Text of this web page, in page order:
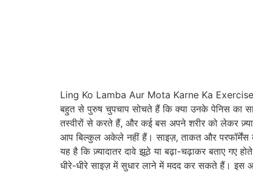
Ling Ko Lamba Aur Mota Karne Ka Exercise
बहुत से पुरुष चुपचाप सोचते हैं कि क्या उनके पेनिस का
तस्वीरों से करते हैं, और कई बस अपने शरीर को लेकर
आप बिल्कुल अकेले नहीं हैं। साइज़, ताकत और परफॉर्मेंस
यह है कि ज़्यादातर दावे झूठे या बढ़ा-चढ़ाकर बताए गए
धीरे-धीरे साइज़ में सुधार लाने में मदद कर सकते हैं। इस